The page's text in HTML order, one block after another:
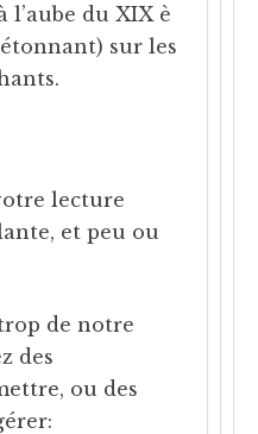
l’aube du XIX è
sur les
lecture
et peu ou
de notre
des
ou des